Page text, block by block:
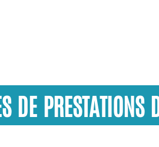
DE PRESTATIONS